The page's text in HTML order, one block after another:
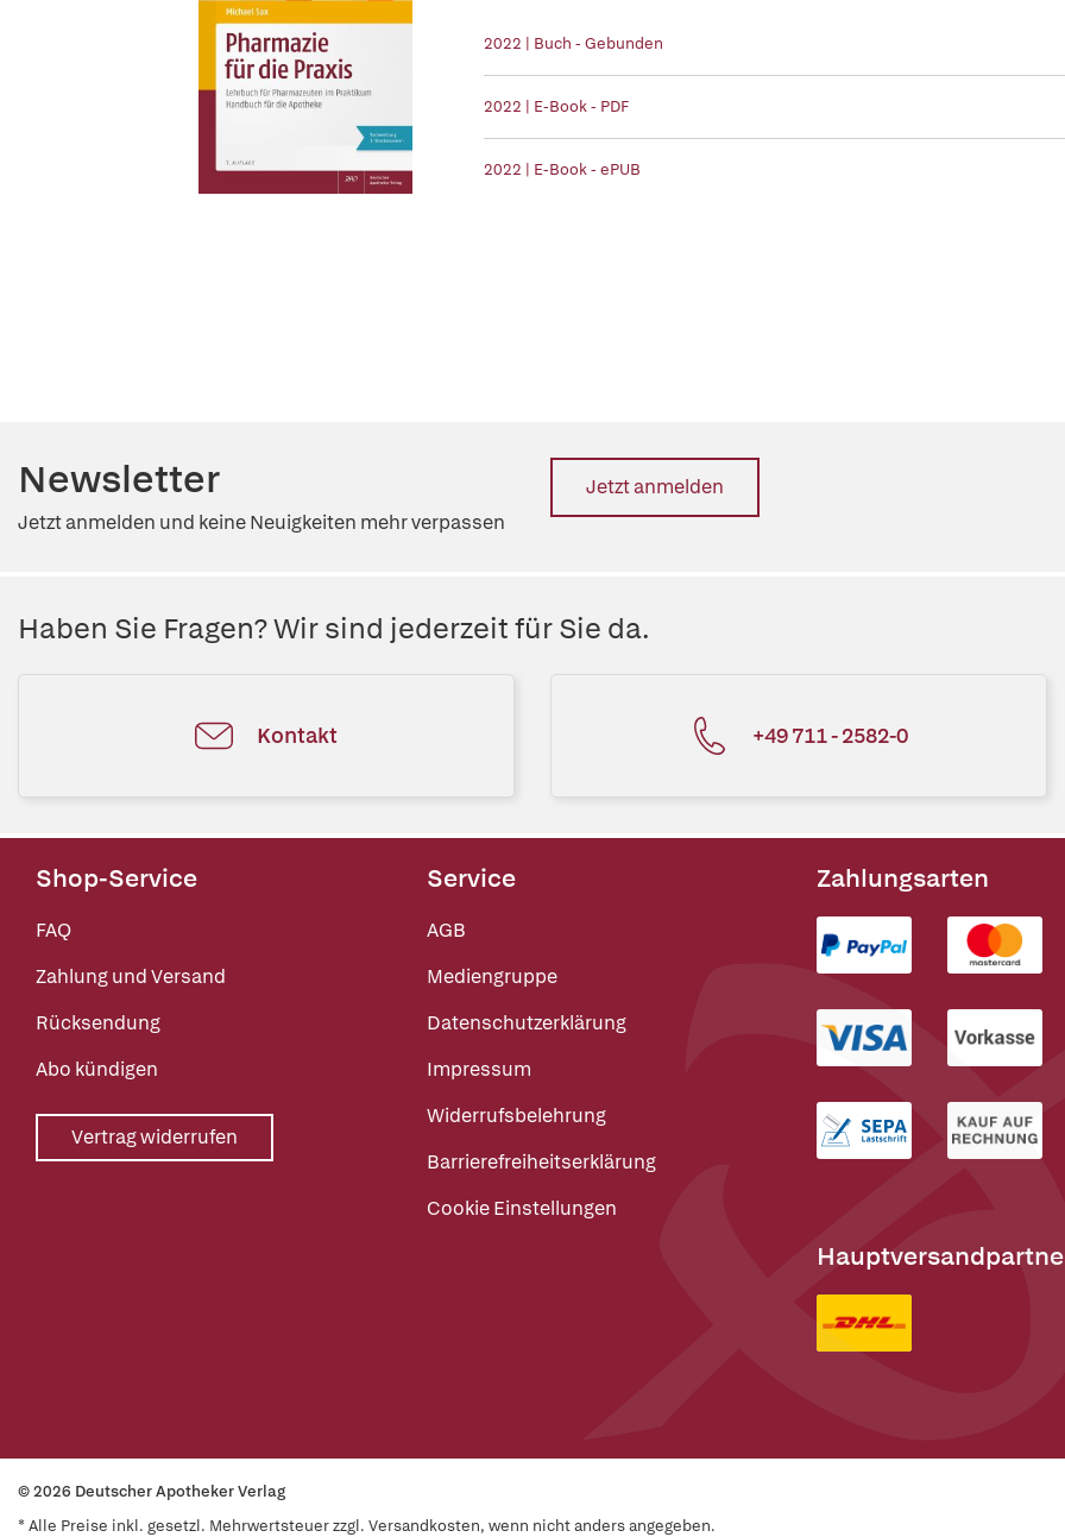
2022 | Buch - Gebunden
2022 | E-Book - PDF
2022 | E-Book - ePUB
Newsletter
Jetzt anmelden und keine Neuigkeiten mehr verpassen
Jetzt anmelden
Haben Sie Fragen? Wir sind jederzeit für Sie da.
Kontakt +49 711 - 2582-0
Shop-Service
FAQ
Zahlung und Versand
Rücksendung
Abo kündigen
Vertrag widerrufen
Service
AGB
Mediengruppe
Datenschutzerklärung
Impressum
Widerrufsbelehrung
Barrierefreiheitserklärung
Cookie Einstellungen
Zahlungsarten
© 2026 Deutscher Apotheker Verlag
* Alle Preise inkl. gesetzl. Mehrwertsteuer zzgl. Versandkosten, wenn nicht anders angegeben.